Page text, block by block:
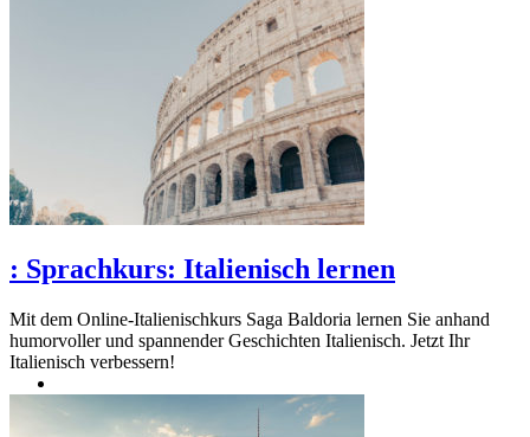
: Sprachkurs: Italienisch lernen
Mit dem Online-Italienischkurs Saga Baldoria lernen Sie anhand
humorvoller und spannender Geschichten Italienisch. Jetzt Ihr
Italienisch verbessern!